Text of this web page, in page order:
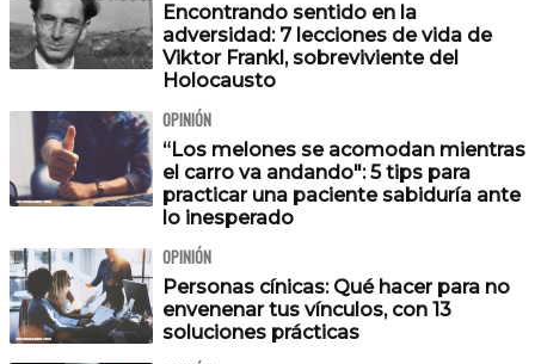
Encontrando sentido en la
adversidad: 7 lecciones de vida de
Viktor Frankl, sobreviviente del
Holocausto
OPINIÓN
“Los melones se acomodan mientras
el carro va andando": 5 tips para
practicar una paciente sabiduría ante
lo inesperado
OPINIÓN
Personas cínicas: Qué hacer para no
envenenar tus vínculos, con 13
soluciones prácticas